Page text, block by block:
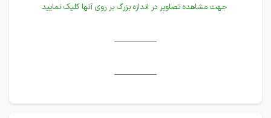
جهت مشاهده تصاویر در اندازه بزرگ بر روی آنها کلیک نمایید
__________
__________